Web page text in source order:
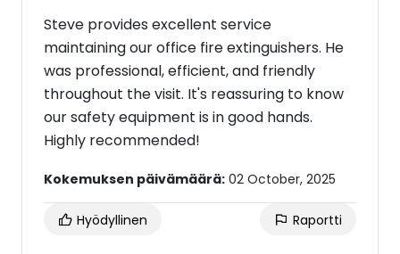
Steve provides excellent service
maintaining our office fire extinguishers. He
was professional, efficient, and friendly
throughout the visit. It's reassuring to know
our safety equipment is in good hands.
Highly recommended!
Kokemuksen päivämäärä: 02 October, 2025
Hyödyllinen Raportti